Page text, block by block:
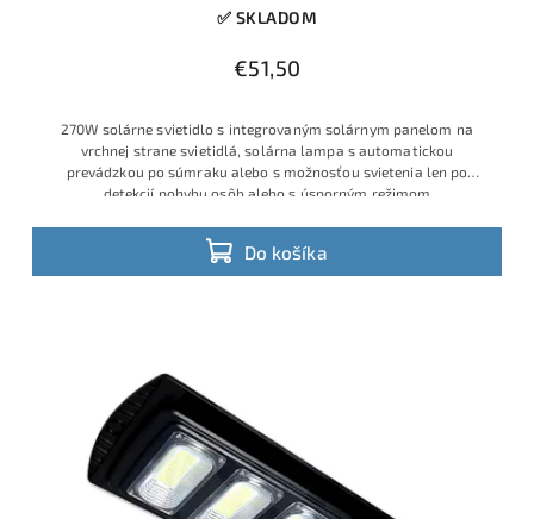
✅ SKLADOM
€51,50
Do košíka
270W solárne svietidlo s integrovaným solárnym panelom na
vrchnej strane svietidlá, solárna lampa s automatickou
prevádzkou po súmraku alebo s možnosťou svietenia len po
detekcií pohybu osôb alebo s úsporným režimom